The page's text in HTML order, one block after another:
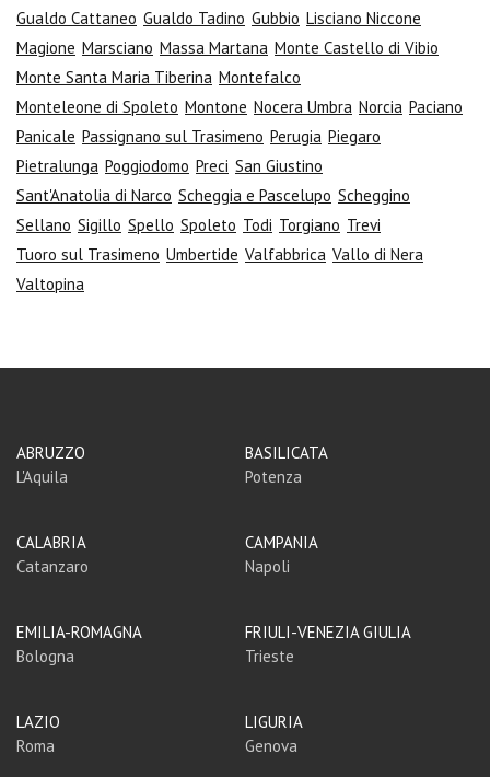
Gualdo Cattaneo Gualdo Tadino Gubbio Lisciano Niccone
Magione Marsciano Massa Martana Monte Castello di Vibio
Monte Santa Maria Tiberina Montefalco
Monteleone di Spoleto Montone Nocera Umbra Norcia Paciano
Panicale Passignano sul Trasimeno Perugia Piegaro
Pietralunga Poggiodomo Preci San Giustino
Sant'Anatolia di Narco Scheggia e Pascelupo Scheggino
Sellano Sigillo Spello Spoleto Todi Torgiano Trevi
Tuoro sul Trasimeno Umbertide Valfabbrica Vallo di Nera
Valtopina
ABRUZZO
L'Aquila
BASILICATA
Potenza
CALABRIA
Catanzaro
CAMPANIA
Napoli
EMILIA-ROMAGNA
Bologna
FRIULI-VENEZIA GIULIA
Trieste
LAZIO
Roma
LIGURIA
Genova